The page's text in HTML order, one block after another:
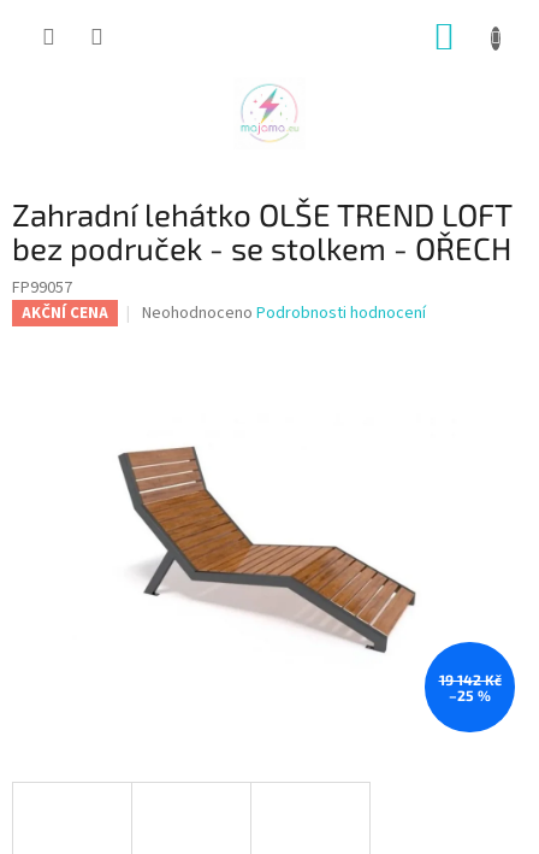
Zahradní lehátko OLŠE TREND LOFT
bez područek - se stolkem - OŘECH
FP99057
AKČNÍ CENA
Průměrné
5
hvězdiček.
Neohodnoceno Podrobnosti hodnocení
19 142 Kč
–25 %